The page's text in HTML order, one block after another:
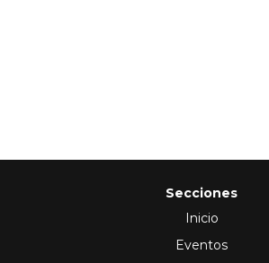
Secciones
Inicio
Eventos